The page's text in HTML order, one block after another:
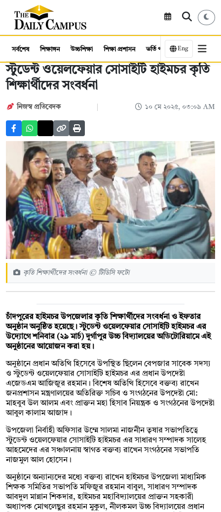
সর্বশেষ শিক্ষাঙ্গন উচ্চশিক্ষা শিক্ষা প্রশাসন ভর্তি পরীক্ষা কর্মসংস্থান
Eng
স্টুডেন্ট ওয়েলফেয়ার সোসাইটি হাইমচর কৃতি
শিক্ষার্থীদের সংবর্ধনা
নিজস্ব প্রতিবেদক ১০ মে ২০২৫, ০৩:০৯ AM
কৃতি শিক্ষার্থীদের সংবর্ধনা © টিডিসি ফটো
চাঁদপুরের হাইমচর উপজেলার কৃতি শিক্ষার্থীদের সংবর্ধনা ও ইফতার
অনুষ্ঠান অনুষ্ঠিত হয়েছে। স্টুডেন্ট ওয়েলফেয়ার সোসাইটি হাইমচর এর
উদ্যোগে শনিবার (২৯ মার্চ) দূর্গাপুর উচ্চ বিদ্যালয়ের অডিটোরিয়ামে এই
অনুষ্ঠানের আয়োজন করা হয়।
অনুষ্ঠানে প্রধান অতিথি হিসেবে উপস্থিত ছিলেন বেপজার সাবেক সদস্য
ও স্টুডেন্ট ওয়েলফেয়ার সোসাইটি হাইমচর এর প্রধান উপদেষ্টা
এজেডএম আজিজুর রহমান। বিশেষ অতিথি হিসেবে বক্তব্য রাখেন
জনপ্রশাসন মন্ত্রণালয়ের অতিরিক্ত সচিব ও সংগঠনের উপদেষ্টা মো:
মাহবুব উল আলম এবং প্রাক্তন মহা হিসাব নিয়ন্ত্রক ও সংগঠনের উপদেষ্টা
আবুল কালাম আজাদ।
উপজেলা নির্বাহী অফিসার উম্মে সালমা নাজনীন তৃষার সভাপতিত্বে
স্টুডেন্ট ওয়েলফেয়ার সোসাইটি হাইমচর এর সাধারণ সম্পাদক সালেহ
আহমেদের এর সঞ্চালনায় স্বাগত বক্তব্য রাখেন সংগঠনের সভাপতি
নাজমুল আল হোসেন।
অনুষ্ঠানে অন্যান্যদের মধ্যে বক্তব্য রাখেন হাইমচর উপজেলা মাধ্যমিক
শিক্ষক সমিতির সভাপতি মফিজুর রহমান বাবুল, সাধারণ সম্পাদক
আবদুল মান্নান শিকদার, হাইমচর মহাবিদ্যালয়ের প্রাক্তন সহকারী
অধ্যাপক মোখলেছুর রহমান মুকুল, নীলকমল উচ্চ বিদ্যালয়ের প্রধান